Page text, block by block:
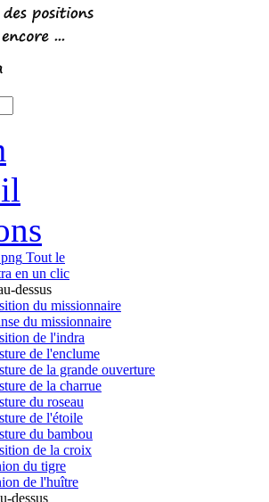
Tout le
en un clic
dessus
du missionnaire
du missionnaire
de l'indra
de l'enclume
de la grande ouverture
de la charrue
du roseau
de l'étoile
du bambou
de la croix
du tigre
de l'huître
dessus